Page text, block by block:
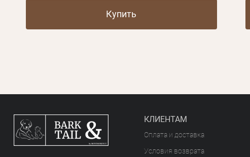
Купить
КЛИЕНТАМ
Оплата и доставка
Условия возврата